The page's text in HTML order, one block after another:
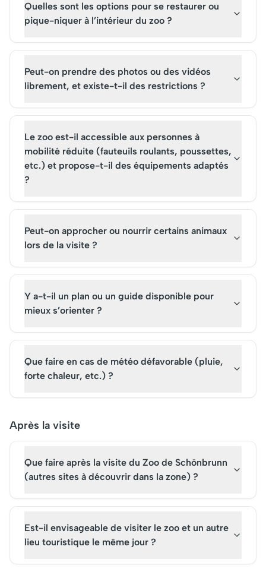
Quelles sont les options pour se restaurer ou
pique-niquer à l’intérieur du zoo ?
Peut-on prendre des photos ou des vidéos
librement, et existe-t-il des restrictions ?
Le zoo est-il accessible aux personnes à
mobilité réduite (fauteuils roulants, poussettes,
etc.) et propose-t-il des équipements adaptés
?
Peut-on approcher ou nourrir certains animaux
lors de la visite ?
Y a-t-il un plan ou un guide disponible pour
mieux s’orienter ?
Que faire en cas de météo défavorable (pluie,
forte chaleur, etc.) ?
Après la visite
Que faire après la visite du Zoo de Schönbrunn
(autres sites à découvrir dans la zone) ?
Est-il envisageable de visiter le zoo et un autre
lieu touristique le même jour ?